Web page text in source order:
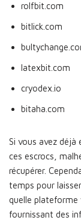
rolfbit.com
bitlick.com
latexbit.com
cryodex.io
bitaha.com
Si vous avez déjà
ces escrocs,
récupérer.
temps pour
quelle plateforme
fournissant des